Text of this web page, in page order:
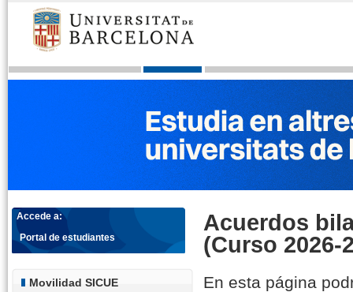
Acuerdos
(Curso 2026-
En esta página
Accede a:
Portal de estudiantes
Movilidad SICUE